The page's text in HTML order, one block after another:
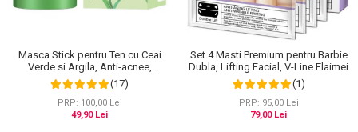
Masca Stick pentru Ten cu Ceai
Verde si Argila, Anti-acnee,
impotriva Excesului de Sebum,
Anti-inflamator, Anti-pori dilatati,
NOVA KISS®
(17)
PRP: 100,00 Lei
49,90 Lei
Set 4 Masti Premium pentru Barbie
Dubla, Lifting Facial, V-Line Elaimei
(1)
PRP: 95,00 Lei
79,00 Lei